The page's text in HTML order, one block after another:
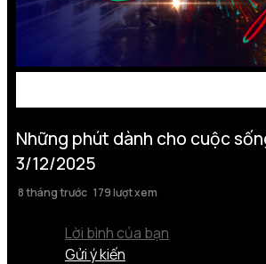
Những phút dành cho cuộc
3/12/2025
8 tháng trước 179 lượt xem
Lời bình của bạn
Gửi ý kiến